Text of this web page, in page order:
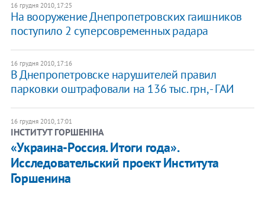
16 грудня 2010, 17:25
На вооружение Днепропетровских гаишников
поступило 2 суперсовременных радара
16 грудня 2010, 17:16
В Днепропетровске нарушителей правил
парковки оштрафовали на 136 тыс. грн, - ГАИ
16 грудня 2010, 17:01
ІНСТИТУТ ГОРШЕНІНА
«Украина-Россия. Итоги года».
Исследовательский проект Института
Горшенина